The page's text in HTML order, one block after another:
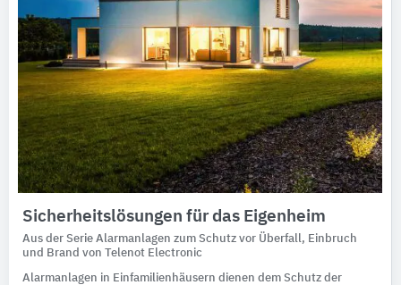
Sicherheitslösungen für das Eigenheim
Aus der Serie Alarmanlagen zum Schutz vor Überfall, Einbruch
und Brand von Telenot Electronic
Alarmanlagen in Einfamilienhäusern dienen dem Schutz der